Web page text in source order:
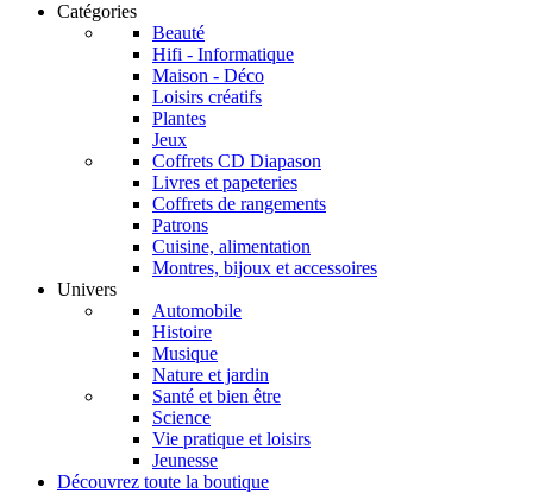
Catégories
Beauté
Hifi - Informatique
Maison - Déco
Loisirs créatifs
Plantes
Jeux
Coffrets CD Diapason
Livres et papeteries
Coffrets de rangements
Patrons
Cuisine, alimentation
Montres, bijoux et accessoires
Univers
Automobile
Histoire
Musique
Nature et jardin
Santé et bien être
Science
Vie pratique et loisirs
Jeunesse
Découvrez toute la boutique